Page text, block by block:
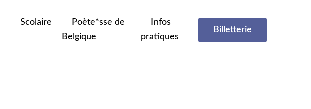
Scolaire
Poète*sse de
Belgique
Infos
pratiques
Billetterie